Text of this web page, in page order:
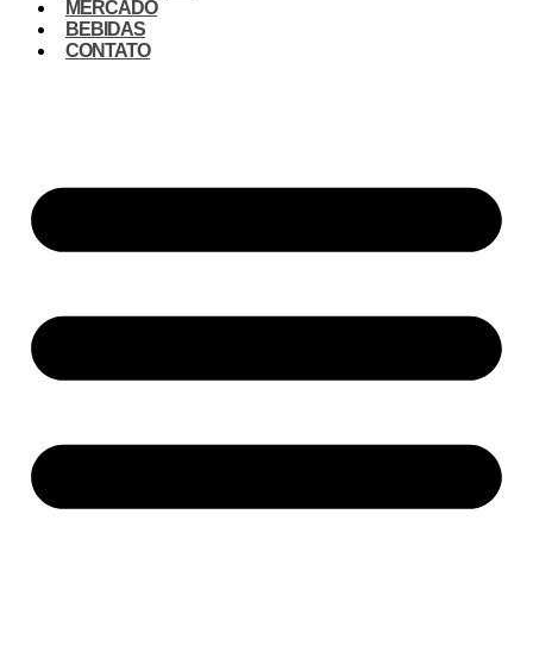
MERCADO
BEBIDAS
CONTATO